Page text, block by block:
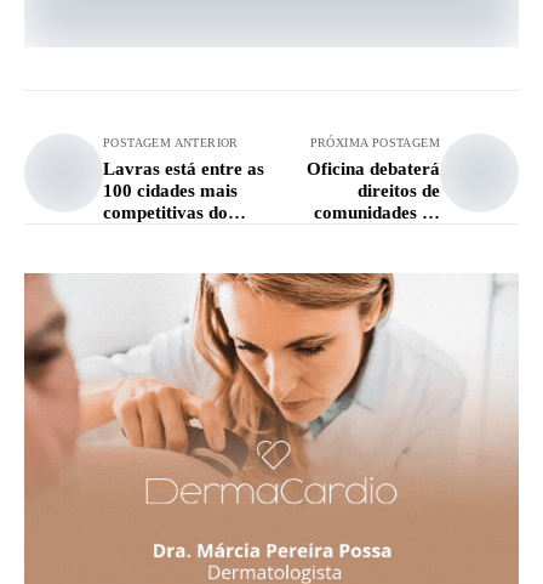
POSTAGEM ANTERIOR
Lavras está entre as
100 cidades mais
competitivas do
PRÓXIMA POSTAGEM
Oficina debaterá
direitos de
comunidades de